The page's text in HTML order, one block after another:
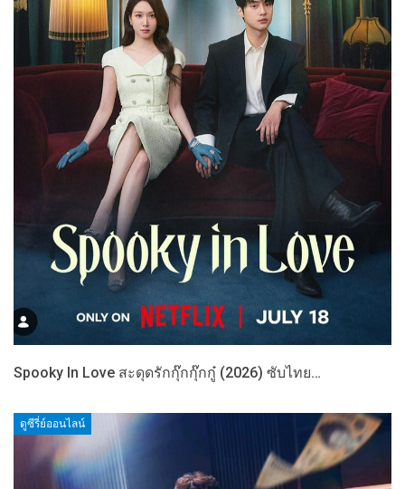
Spooky In Love สะดุดรักกุ๊กกุ๊กกู๋ (2026) ซับไทย…
ดูซีรี่ย์ออนไลน์